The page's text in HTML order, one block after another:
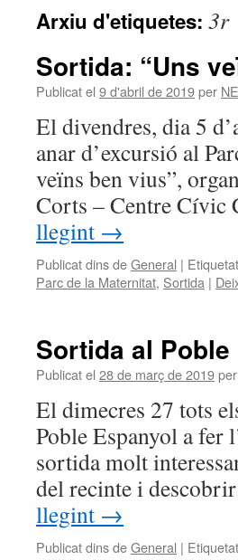
Arxiu d'etiquetes: 3r
Sortida: “Uns
Publicat el 9 d'abril de 2019per
El divendres, dia 5
anar d’excursió al
veïns ben vius”,
Corts – Centre
llegint →
Publicat dins deGeneral |
Parc de la Maternitat, Sortida |
Sortida al Poble
Publicat el 28 de març de 2019per
El dimecres 27 tots
Poble Espanyol a fer
sortida molt
del recinte i
llegint →
Publicat dins deGeneral |